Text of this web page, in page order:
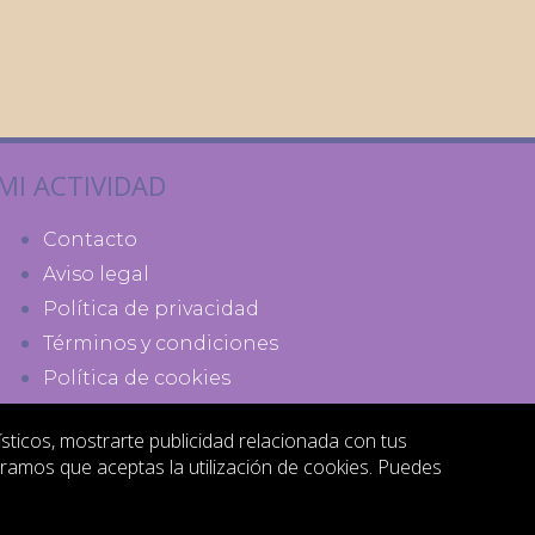
ACTIVIDAD
Contacto
Aviso legal
Política de privacidad
Términos y condiciones
Política de cookies
mostrarte publicidad relacionada con tus
que aceptas la utilización de cookies. Puedes